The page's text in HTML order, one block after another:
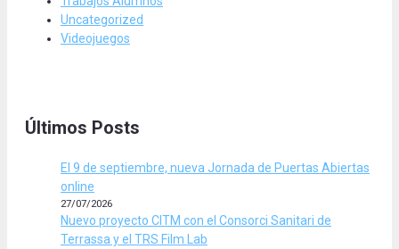
Uncategorized
Videojuegos
Últimos Posts
El 9 de septiembre, nueva Jornada de Puertas Abiertas
online
27/07/2026
Nuevo proyecto CITM con el Consorci Sanitari de
Terrassa y el TRS Film Lab